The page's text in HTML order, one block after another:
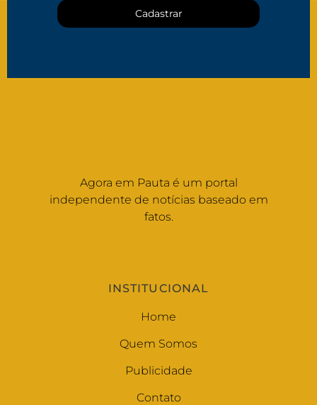
Cadastrar
Agora em Pauta é um portal
independente de notícias baseado em
fatos.
INSTITUCIONAL
Home
Quem Somos
Publicidade
Contato